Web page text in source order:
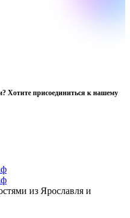
Хотите присоединиться к нашему
из Ярославля и